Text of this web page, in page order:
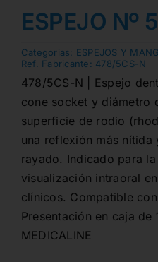
ESPEJO Nº
Categorias: ESPEJOS Y
Ref. Fabricante: 478/5CS-N
478/5CS-N | Espejo
cone socket y diámetro
superficie de rodio
una reflexión más nítida
rayado. Indicado para
visualización intraoral
clínicos. Compatible
Presentación en caja de
MEDICALINE